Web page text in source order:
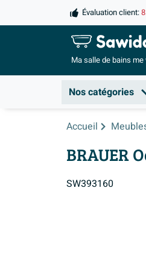
Évaluation client:
Ma salle debains me
Nos catégories
Accueil
BRAUER
SW393160